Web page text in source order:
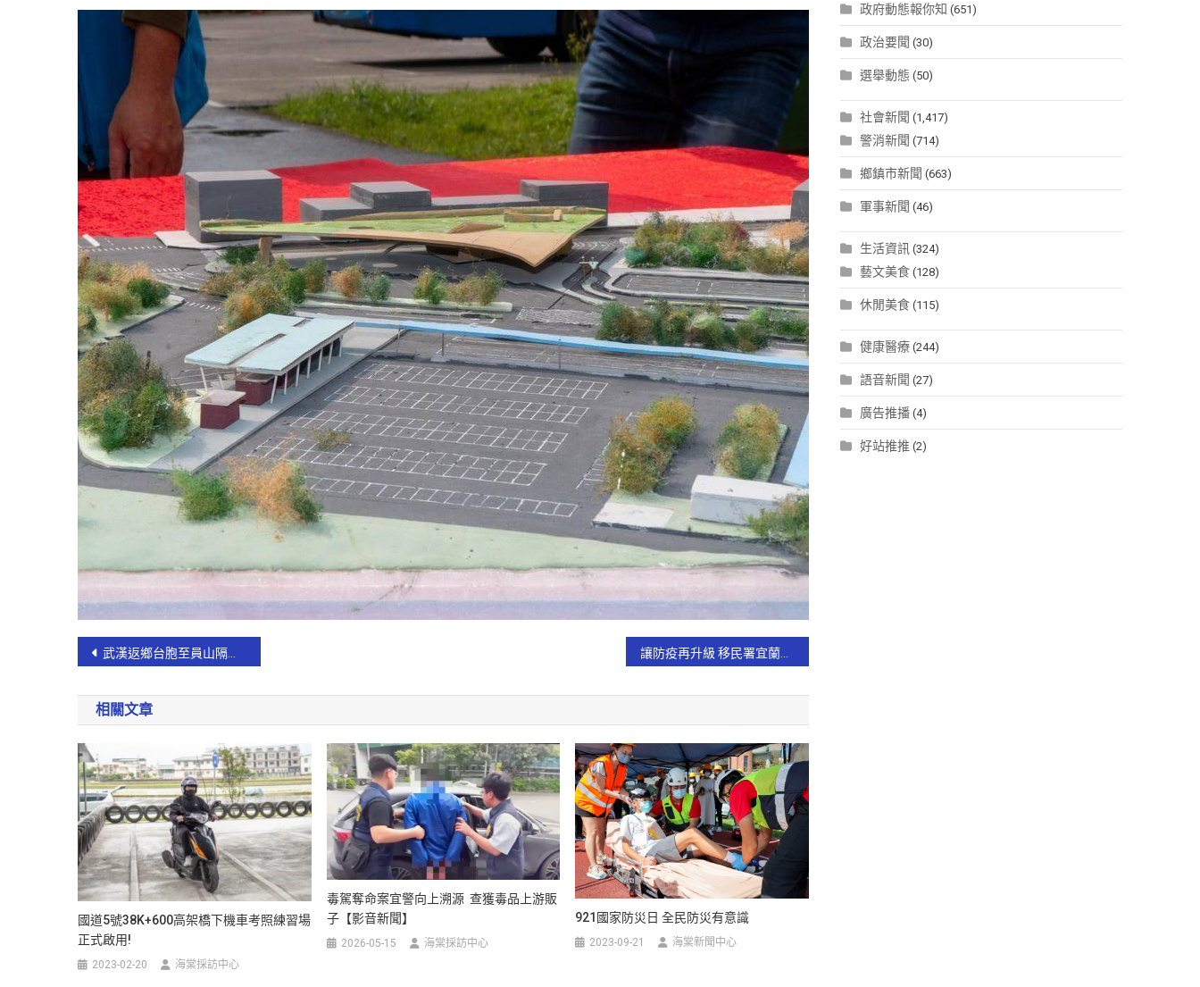
武漢返鄉台胞至員山隔離區 林姿妙縣長視察防疫消毒工作
相關文章
國道5號38K+600高架橋下機車考照練習場
正式啟用!
2023-02-20 海棠採訪中心
毒駕奪命案宜警向上溯源 查獲毒品上游販
子【影音新聞】
2026-05-15 海棠採訪中心
921國家防災日 全民防災有意識
2023-09-21 海棠新聞中心
政府動態報你知 (651)
政治要聞 (30)
選舉動態 (50)
社會新聞 (1,417)
警消新聞 (714)
鄉鎮市新聞 (663)
軍事新聞 (46)
生活資訊 (324)
藝文美食 (128)
休閒美食 (115)
健康醫療 (244)
語音新聞 (27)
廣告推播 (4)
好站推推 (2)